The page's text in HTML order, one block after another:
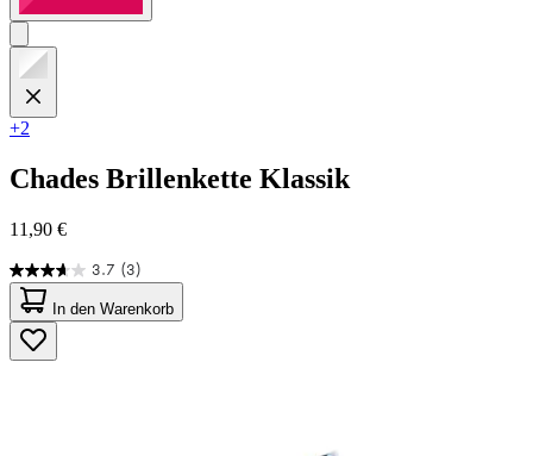
+2
Chades Brillenkette Klassik
11,90 €
3.7 (3)
3.7
von
5
Sternen.
3
In den Warenkorb